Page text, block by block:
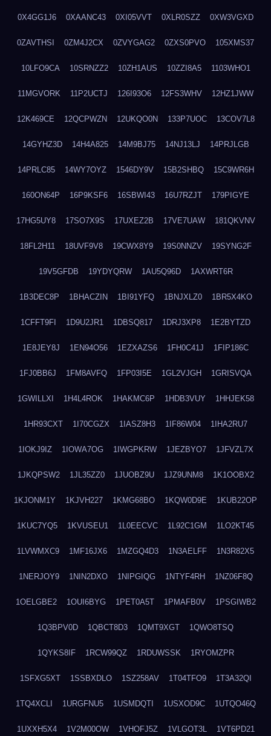
0X4GG1J6 0XAANC43 0XI05VVT 0XLR0SZZ 0XW3VGXD
0ZAVTHSI 0ZM4J2CX 0ZVYGAG2 0ZXS0PVO 105XMS37
10LFO9CA 10SRNZZ2 10ZH1AUS 10ZZI8A5 1103WHO1
11MGVORK 11P2UCTJ 126I93O6 12FS3WHV 12HZ1JWW
12K469CE 12QCPWZN 12UKQO0N 133P7UOC 13COV7L8
14GYHZ3D 14H4A825 14M9BJ75 14NJ13LJ 14PRJLGB
14PRLC85 14WY7OYZ 1546DY9V 15B2SHBQ 15C9WR6H
160ON64P 16P9KSF6 16SBWI43 16U7RZJT 179PIGYE
17HG5UY8 17SO7X9S 17UXEZ2B 17VE7UAW 181QKVNV
18FL2H11 18UVF9V8 19CWX8Y9 19S0NNZV 19SYNG2F
19V5GFDB 19YDYQRW 1AU5Q96D 1AXWRT6R
1B3DEC8P 1BHACZIN 1BI91YFQ 1BNJXLZ0 1BR5X4KO
1CFFT9FI 1D9U2JR1 1DBSQ817 1DRJ3XP8 1E2BYTZD
1E8JEY8J 1EN94O56 1EZXAZS6 1FH0C41J 1FIP186C
1FJ0BB6J 1FM8AVFQ 1FP03I5E 1GL2VJGH 1GRISVQA
1GWILLXI 1H4L4ROK 1HAKMC6P 1HDB3VUY 1HHJEK58
1HR93CXT 1I70CGZX 1IASZ8H3 1IF86W04 1IHA2RU7
1IOKJ9IZ 1IOWA7OG 1IWGPKRW 1JEZBYO7 1JFVZL7X
1JKQPSW2 1JL35ZZ0 1JUOBZ9U 1JZ9UNM8 1K1OOBX2
1KJONM1Y 1KJVH227 1KMG68BO 1KQW0D9E 1KUB22OP
1KUC7YQ5 1KVUSEU1 1L0EECVC 1L92C1GM 1LO2KT45
1LVWMXC9 1MF16JX6 1MZGQ4D3 1N3AELFF 1N3R82X5
1NERJOY9 1NIN2DXO 1NIPGIQG 1NTYF4RH 1NZ06F8Q
1OELGBE2 1OUI6BYG 1PET0A5T 1PMAFB0V 1PSGIWB2
1Q3BPV0D 1QBCT8D3 1QMT9XGT 1QWO8TSQ
1QYKS8IF 1RCW99QZ 1RDUWSSK 1RYOMZPR
1SFXG5XT 1SSBXDLO 1SZ258AV 1T04TFO9 1T3A32QI
1TQ4XCLI 1URGFNU5 1USMDQTI 1USXOD9C 1UTQO46Q
1UXXH5X4 1V2M00OW 1VHOFJ5Z 1VLGOT3L 1VT6PD21